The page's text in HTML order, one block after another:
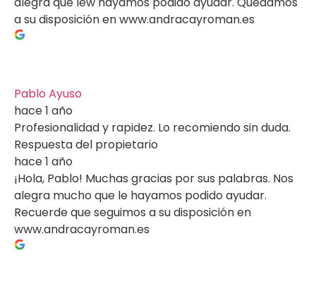
a su disposición en www.andracayroman.es
Pablo Ayuso
hace 1 año
Profesionalidad y rapidez. Lo recomiendo sin duda.
Respuesta del propietario
hace 1 año
¡Hola, Pablo! Muchas gracias por sus palabras. Nos
alegra mucho que le hayamos podido ayudar.
Recuerde que seguimos a su disposición en
www.andracayroman.es